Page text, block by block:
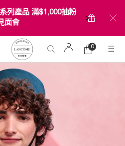
列產品 滿$1,000抽粉
面會
購
物
0
0 product in